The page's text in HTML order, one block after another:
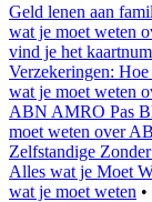
Geld lenen aan
wat je moet weten
vind je het
Verzekeringen:
wat je moet weten
ABN AMRO Pas
moet weten over
Zelfstandige
Alles wat je Moet
wat je moet weten •